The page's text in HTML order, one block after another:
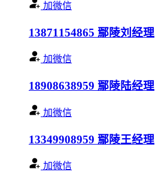
加微信
13871154865 鄢陵刘经理
加微信
18908638959 鄢陵陆经理
加微信
13349908959 鄢陵王经理
加微信